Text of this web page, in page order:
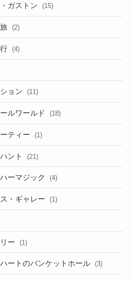
ガストン (15)
(2)
(4)
ョン (11)
ルワールド (18)
ティー (1)
ント (21)
ーマジック (4)
・ギャレー (1)
ー (1)
ートのバンケットホール (3)